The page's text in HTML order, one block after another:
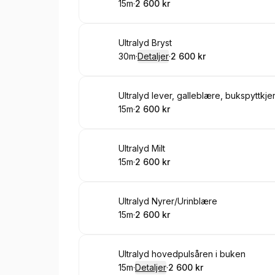
.Varighet :
15m·
. Pris:
2 600 kr
Bestill time
Ultralyd Bryst
.Varighet:
30m·Detaljer·
. Pris:
2 600 kr
Bestill time
Ultralyd lever, galleblære,
.Varighet :
15m·
. Pris:
2 600 kr
Bestill time
Ultralyd Milt
.Varighet :
15m·
. Pris:
2 600 kr
Bestill time
Ultralyd Nyrer/Urinblære
.Varighet :
15m·
. Pris:
2 600 kr
Bestill time
Ultralyd hovedpulsåren i buken
15m·Detaljer·2 600 kr